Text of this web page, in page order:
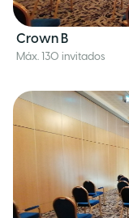
Crown B
Máx. 130 invitados